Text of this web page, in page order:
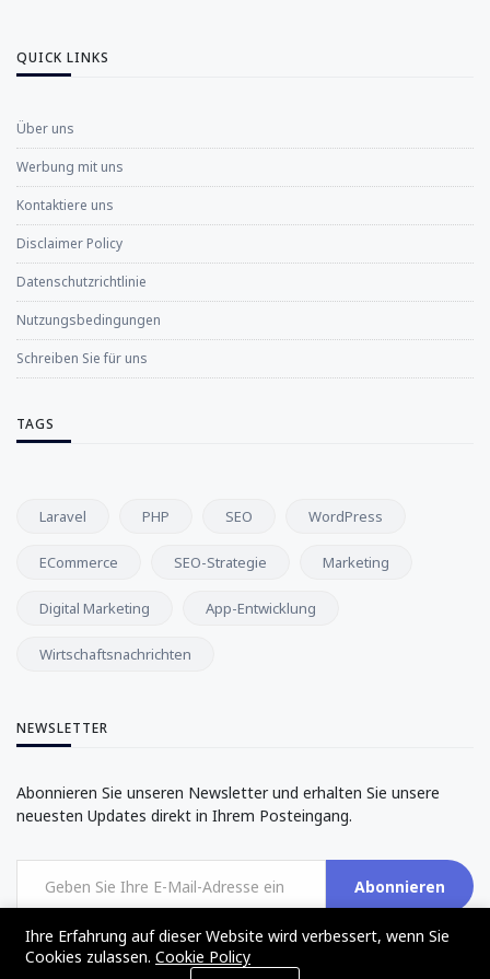
QUICK LINKS
Über uns
Werbung mit uns
Kontaktiere uns
Disclaimer Policy
Datenschutzrichtlinie
Nutzungsbedingungen
Schreiben Sie für uns
TAGS
Laravel PHP SEO WordPress
ECommerce SEO-Strategie Marketing
Digital Marketing App-Entwicklung
Wirtschaftsnachrichten
NEWSLETTER
Abonnieren Sie unseren Newsletter und erhalten Sie unsere
neuesten Updates direkt in Ihrem Posteingang.
Abonnieren
Ihre Erfahrung auf dieser Website wird verbessert, wenn Sie
Cookies zulassen. Cookie Policy